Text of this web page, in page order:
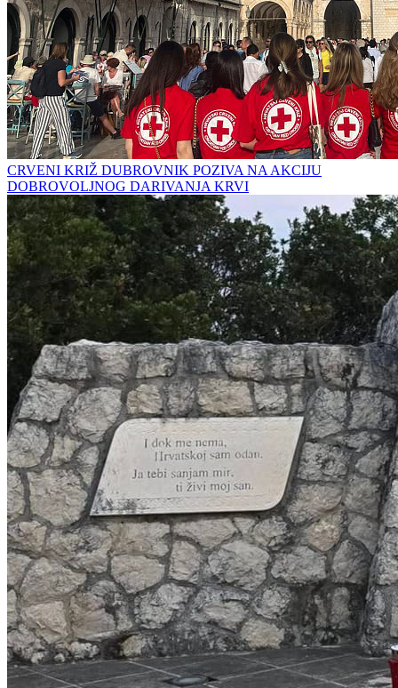
CRVENI KRIŽ DUBROVNIK POZIVA NA AKCIJU
DOBROVOLJNOG DARIVANJA KRVI